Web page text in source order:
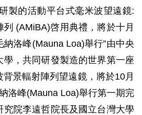
製的活動平台式毫米波望遠鏡:
(AMiBA)啓用典禮，將於十月
洛峰(Mauna Loa)舉行”由中央
學，共同研發製造的世界第一座
景輻射陣列望遠鏡，將於10月
洛峰(Mauna Loa)舉行第一期完
究院李遠哲院長及國立台灣大學